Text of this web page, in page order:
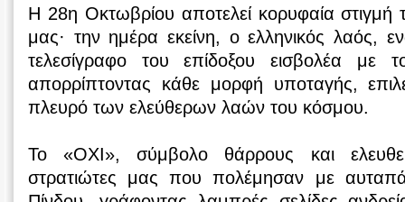
Η 28η Οκτωβρίου αποτελεί κορυφαία στιγμή
μας· την ημέρα εκείνη, ο ελληνικός λαός,
τελεσίγραφο του επίδοξου εισβολέα με
απορρίπτοντας κάθε μορφή υποταγής,
πλευρό των ελεύθερων λαών του κόσμου.
To «ΟΧΙ», σύμβολο θάρρους και
στρατιώτες μας που πολέμησαν με